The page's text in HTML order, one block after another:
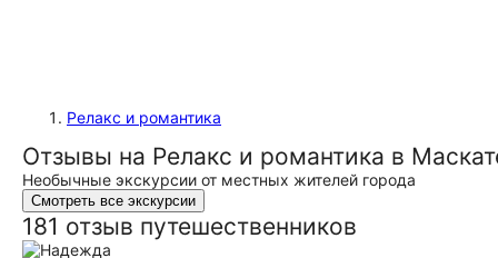
Релакс и романтика
Отзывы на Релакс и романтика в
Необычные экскурсии от местных жителей города
Смотреть все экскурсии
181 отзыв путешественников